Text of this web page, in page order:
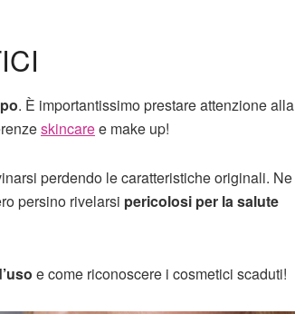
. È importantissimo prestare attenzione alla
skincaree make up!
perdendo le caratteristiche originali. Ne
persino rivelarsi pericolosi per la salute
e come riconoscere i cosmetici scaduti!